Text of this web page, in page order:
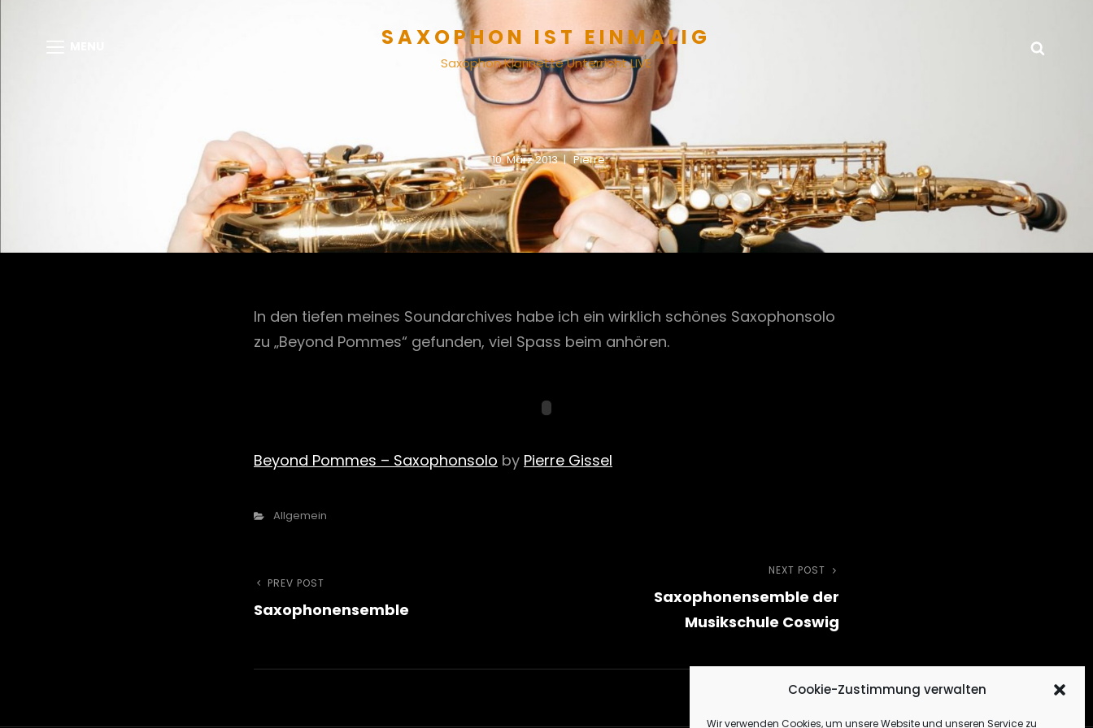
Cookie-Zustimmung verwalten
Wir verwenden Cookies, um unsere Website und unseren Service zu
SAXOPHON IST EINMALIG
Saxophon Klarinette Unterricht LIVE
10. März 2013 Pierre
In den tiefen meines Soundarchives habe ich ein wirklich schönes Saxophonsolo
zu „Beyond Pommes“ gefunden, viel Spass beim anhören.
Beyond Pommes – Saxophonsolo by Pierre Gissel
Categories
Allgemein
Beitragsnavigation
Previous
Post
PREV POST
Saxophonensemble
NEXT POST
Saxophonensemble der
Musikschule Coswig